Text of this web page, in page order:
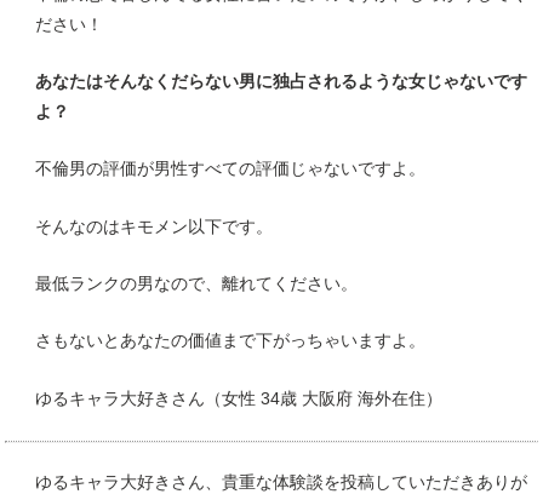
ださい！
あなたはそんなくだらない男に独占されるような女じゃないです
よ？
不倫男の評価が男性すべての評価じゃないですよ。
そんなのはキモメン以下です。
最低ランクの男なので、離れてください。
さもないとあなたの価値まで下がっちゃいますよ。
ゆるキャラ大好きさん（女性 34歳 大阪府 海外在住）
ゆるキャラ大好きさん、貴重な体験談を投稿していただきありが